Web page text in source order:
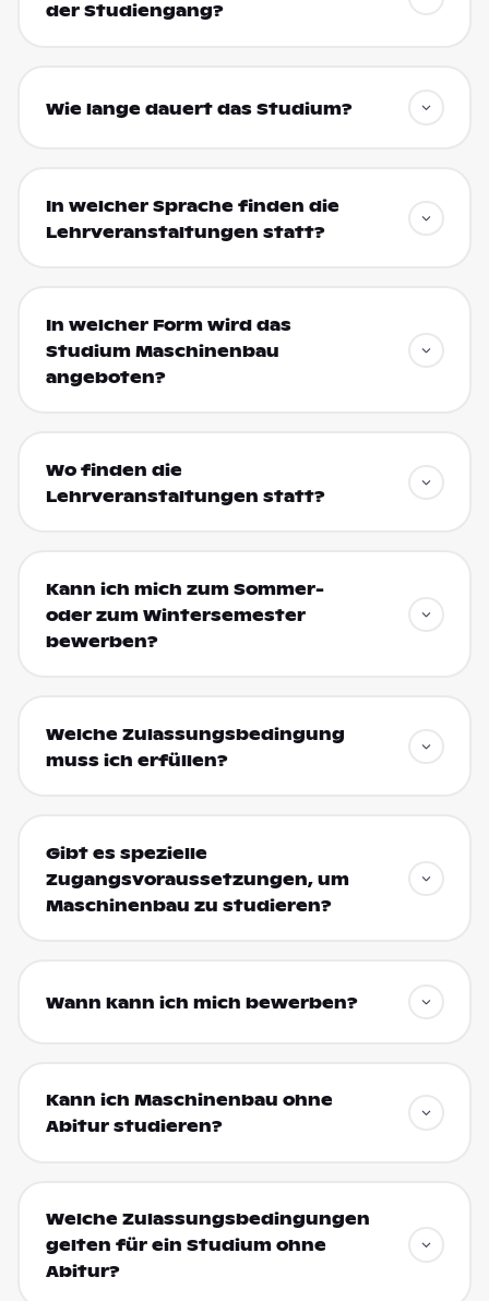
der Studiengang?
Wie lange dauert das Studium?
In welcher Sprache finden die
Lehrveranstaltungen statt?
In welcher Form wird das
Studium Maschinenbau
angeboten?
Wo finden die
Lehrveranstaltungen statt?
Kann ich mich zum Sommer-
oder zum Wintersemester
bewerben?
Welche Zulassungsbedingung
muss ich erfüllen?
Gibt es spezielle
Zugangsvoraussetzungen, um
Maschinenbau zu studieren?
Wann kann ich mich bewerben?
Kann ich Maschinenbau ohne
Abitur studieren?
Welche Zulassungsbedingungen
gelten für ein Studium ohne
Abitur?